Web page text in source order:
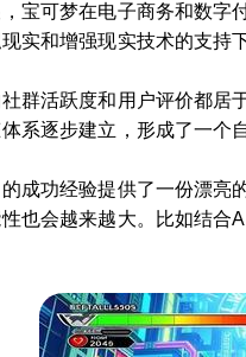
宝可梦在电子商务和数
实和增强现实技术的支持
群活跃度和用户评价都
系逐步建立，形成了一个
成功经验提供了一份漂
也会越来越大。比如结